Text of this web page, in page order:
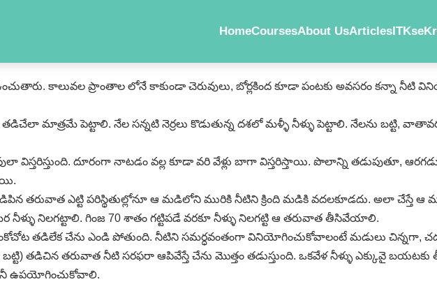
HomeCoursesAbout UsArticlesITKs
కాలువల ప్రాంతాల లోనే కాకుండా చెరువులు, బోర్లకింద కూడా పంటకు అవసరం కన్నా నీటి
మాత్రమే పెట్టాలి. నేల సన్నటి నెర్రలు కొడుతున్న దశలో మళ్ళీ నీళ్ళు పెట్టాలి. నేలను బట్టి,
విస్తరిస్తుంది. దూరంగా నాటడం వల్ల కూడా వరి వేళ్లు బాగా విస్తరిస్తాయి. పొలాన్ని తడుపుతూ,
తరువాత ఎట్టి పరిస్థితుల్లోనూ ఆ మడిలోని మురికి నీటిని క్రింది మడికి వదలకూడదు. అలా
నీళ్ళు నిలగట్టాలి. గింజ 70 శాతం గట్టిపడే వరకూ నీళ్ళు నిలగట్టి ఆ తరువాత తీసివేయాలి.
తడిలేక చేను ఎండి పోతుంది. నీటిని సమర్ధవంతంగా వినియోగించుకోవాలంటే మడులు చిన్నగా,
బట్టి) తడిచిన తరువాత నీటి సరఫరా ఆపివేస్తే చేను మొత్తం తడుస్తుంది. ఒకవేళ నీళ్ళు ఎక్కువై
ఉపయోగించుకోవాలి.